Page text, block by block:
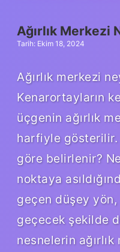
Ağırlık Merkezi
Tarih: Ekim 18, 2024
Ağırlık merkezi
Kenarortayların
üçgenin ağırlık
harfiyle gösterilir.
göre belirlenir?
noktaya
geçen düşey yön,
geçecek şekilde
nesnelerin